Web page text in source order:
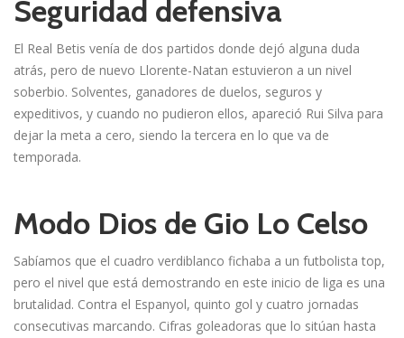
Seguridad defensiva
El Real Betis venía de dos partidos donde dejó alguna duda
atrás, pero de nuevo Llorente-Natan estuvieron a un nivel
soberbio. Solventes, ganadores de duelos, seguros y
expeditivos, y cuando no pudieron ellos, apareció Rui Silva para
dejar la meta a cero, siendo la tercera en lo que va de
temporada.
Modo Dios de Gio Lo Celso
Sabíamos que el cuadro verdiblanco fichaba a un futbolista top,
pero el nivel que está demostrando en este inicio de liga es una
brutalidad. Contra el Espanyol, quinto gol y cuatro jornadas
consecutivas marcando. Cifras goleadoras que lo sitúan hasta